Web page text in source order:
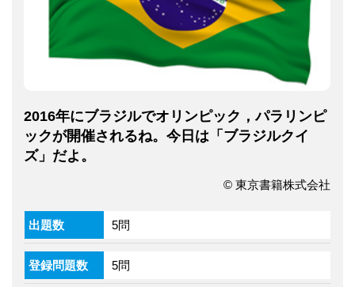
2016年にブラジルでオリンピック，パラリンピ
ックが開催されるね。今日は「ブラジルクイ
ズ」だよ。
© 東京書籍株式会社
出題数 5問
登録問題数 5問